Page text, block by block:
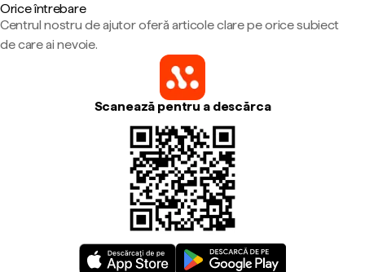
Orice întrebare
Centrul nostru de ajutor oferă articole clare pe orice subiect
de care ai nevoie.
Scanează pentru a descărca